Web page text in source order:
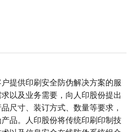
提供印刷安全防伪解决方案的服
以及业务需要，向人印股份提出
尺寸、装订方式、数量等要求，
品。人印股份将传统印刷印制技